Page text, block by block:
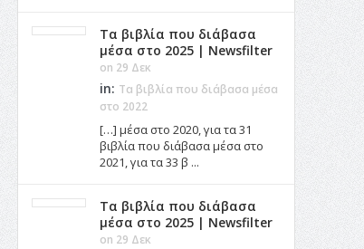
Τα βιβλία που διάβασα
μέσα στο 2025 | Newsfilter
on 29 Δεκ
in: Τα βιβλία που διάβασα μέσα
στο 2022
[…] μέσα στο 2020, για τα 31
βιβλία που διάβασα μέσα στο
2021, για τα 33 β ...
Τα βιβλία που διάβασα
μέσα στο 2025 | Newsfilter
on 29 Δεκ